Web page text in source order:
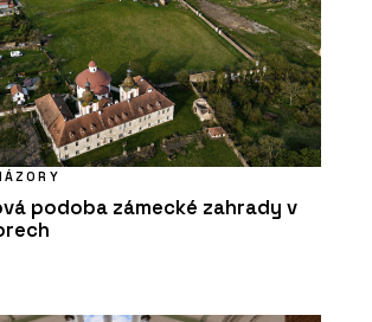
podoba zámecké zahrady v